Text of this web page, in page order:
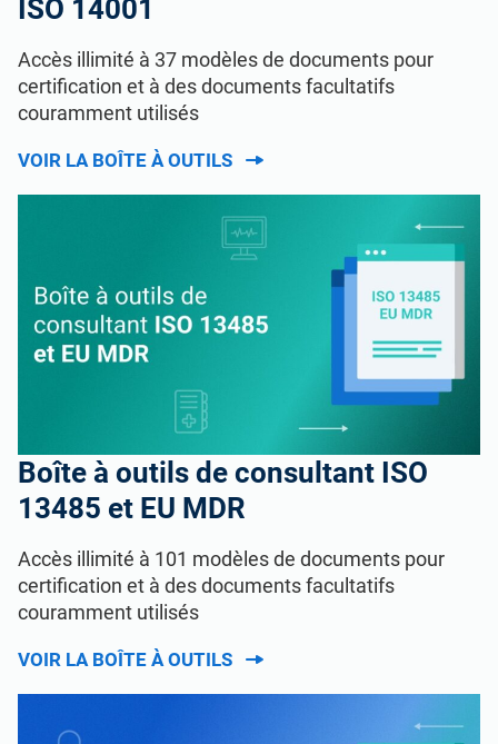
ISO 14001
Accès illimité à 37 modèles de documents pour
certification et à des documents facultatifs
couramment utilisés
VOIR LA BOÎTE À OUTILS
Boîte à outils de consultant ISO
13485 et EU MDR
Accès illimité à 101 modèles de documents pour
certification et à des documents facultatifs
couramment utilisés
VOIR LA BOÎTE À OUTILS